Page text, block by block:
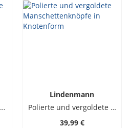
Vergoldete und polierte Manschettenknöpfe in quadratischer Form
Lindenmann
Polierte und vergoldete Manschettenknöpfe in Knotenform
39,99 €